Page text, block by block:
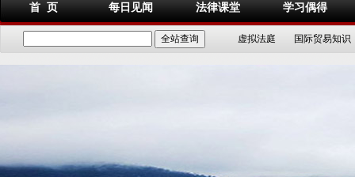
首 页 每日见闻 法律课堂 学习偶得
虚拟法庭 国际贸易知识